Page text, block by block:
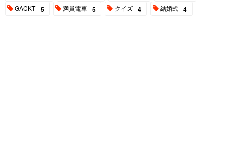
GACKT 5 満員電車 5 クイズ 4 結婚式 4